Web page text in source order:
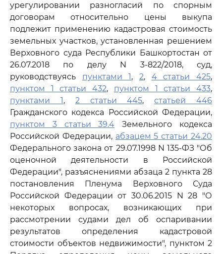
урегулировании разногласий по спорным
договорам относительно цены выкупа
подлежит применению кадастровая стоимость
земельных участков, установленная решением
Верховного суда Республики Башкортостан от
26.07.2018 по делу N 3-822/2018, суд,
руководствуясь пунктами 1,2, 4 статьи 425,
пунктом 1 статьи 432, пунктом 1 статьи 433,
пунктами 1, 2 статьи 445,статьей 446
Гражданского кодекса Российской Федерации,
пунктом 3 статьи 39.4 Земельного кодекса
Российской Федерации, абзацем 5 статьи 24.20
Федерального закона от 29.07.1998 N 135-ФЗ "Об
оценочной деятельности в Российской
Федерации", разъяснениями абзаца 2 пункта 28
постановления Пленума Верховного Суда
Российской Федерации от 30.06.2015 N 28 "О
некоторых вопросах, возникающих при
рассмотрении судами дел об оспаривании
результатов определения кадастровой
стоимости объектов недвижимости", пунктом 2